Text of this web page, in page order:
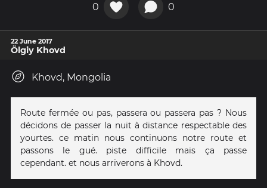
0 0
22 June 2017
Ölgiy Khovd
Khovd, Mongolia
Route fermée ou pas, passera ou passera pas ? Nous
décidons de passer la nuit à distance respectable des
yourtes. ce matin nous continuons notre route et
passons le gué. piste difficile mais ça passe
cependant. et nous arriverons à Khovd.